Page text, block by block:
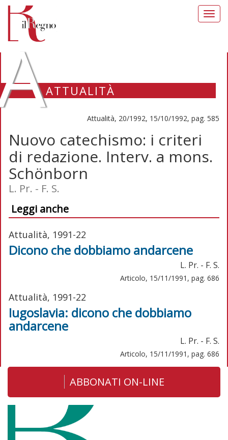
ATTUALITÀ
Attualità, 20/1992, 15/10/1992, pag. 585
Nuovo catechismo: i criteri
di redazione. Interv. a mons.
Schönborn
L. Pr. - F. S.
Leggi anche
Attualità, 1991-22
Dicono che dobbiamo andarcene
L. Pr. - F. S.
Articolo, 15/11/1991, pag. 686
Attualità, 1991-22
Iugoslavia: dicono che dobbiamo
andarcene
L. Pr. - F. S.
Articolo, 15/11/1991, pag. 686
ABBONATI ON-LINE